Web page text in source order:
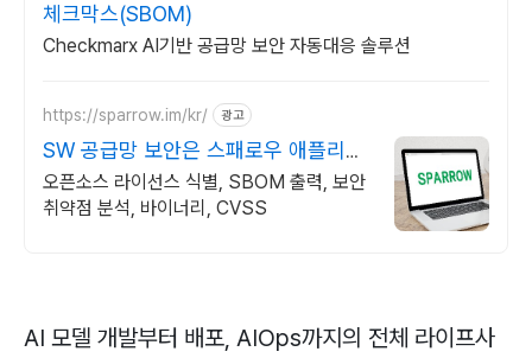
체크막스(SBOM)
Checkmarx AI기반 공급망 보안 자동대응 솔루션
https://sparrow.im/kr/ 광고
SW 공급망 보안은 스패로우 애플리케
이션 보안 전문 기업
오픈소스 라이선스 식별, SBOM 출력, 보안
취약점 분석, 바이너리, CVSS
AI 모델 개발부터 배포, AIOps까지의 전체 라이프사